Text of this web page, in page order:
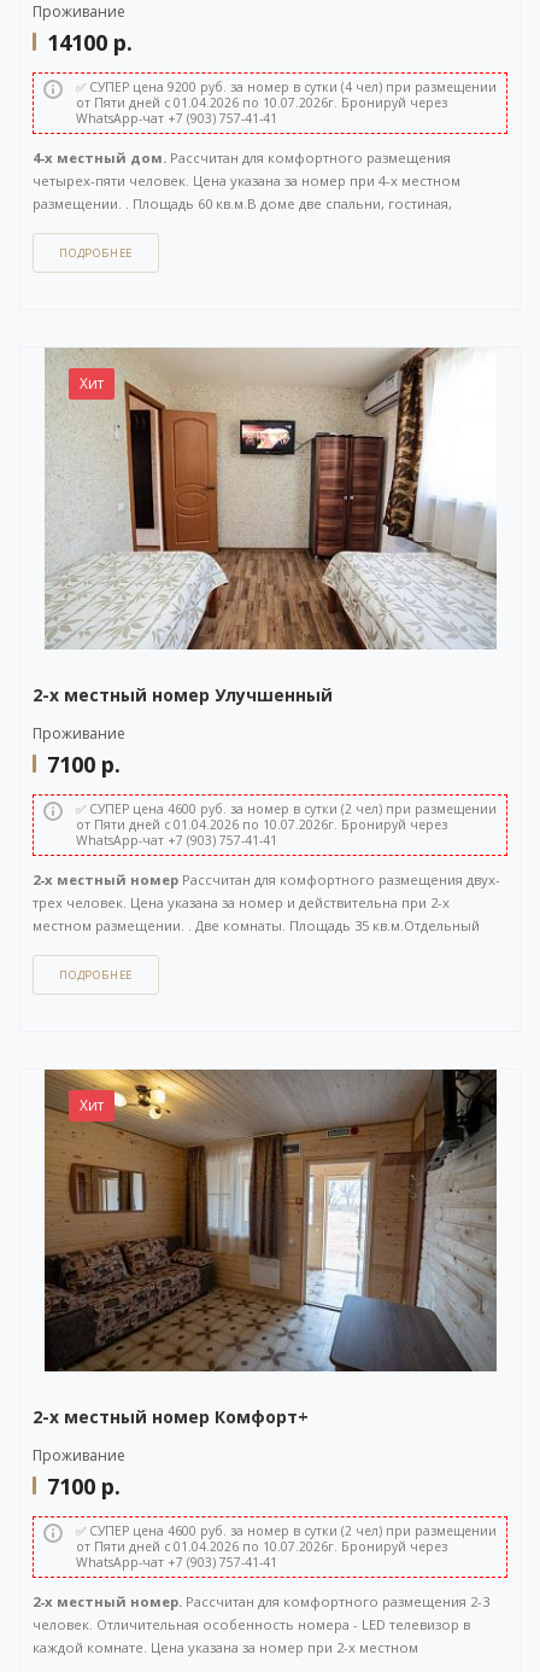
Проживание
14100 р.
✅ СУПЕР цена 9200 руб. за номер в сутки (4 чел) при размещении
от Пяти дней с 01.04.2026 по 10.07.2026г. Бронируй через
WhatsApp-чат +7 (903) 757-41-41
4-х местный дом. Рассчитан для комфортного размещения
четырех-пяти человек. Цена указана за номер при 4-х местном
размещении. . Площадь 60 кв.м.В доме две спальни, гостиная,
напрямуюпо телефону +7 (903) 757-41-41. Кнопка открытия
WhatsApp-чата также расположена в правом нижнем углу нашего
сайта.
ПОДРОБНЕЕ
Хит
2-х местный номер Улучшенный
Проживание
7100 р.
✅ СУПЕР цена 4600 руб. за номер в сутки (2 чел) при размещении
от Пяти дней с 01.04.2026 по 10.07.2026г. Бронируй через
WhatsApp-чат +7 (903) 757-41-41
2-х местный номер Рассчитан для комфортного размещения двух-
трех человек. Цена указана за номер и действительна при 2-х
местном размещении. . Две комнаты. Площадь 35 кв.м.Отдельный
напрямуюпо телефону +7 (903) 757-41-41. Кнопка открытия
WhatsApp-чата также расположена в правом нижнем углу нашего
сайта.
ПОДРОБНЕЕ
Хит
2-х местный номер Комфорт+
Проживание
7100 р.
✅ СУПЕР цена 4600 руб. за номер в сутки (2 чел) при размещении
от Пяти дней с 01.04.2026 по 10.07.2026г. Бронируй через
WhatsApp-чат +7 (903) 757-41-41
2-х местный номер. Рассчитан для комфортного размещения 2-3
человек. Отличительная особенность номера - LED телевизор в
каждой комнате. Цена указана за номер при 2-х местном